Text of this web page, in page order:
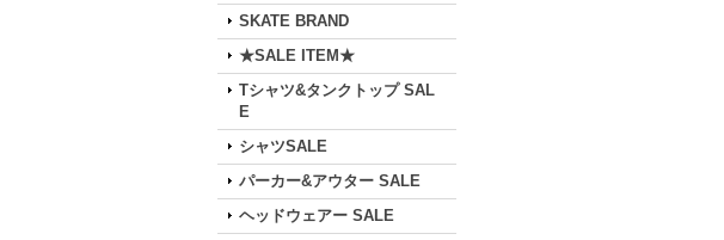
SKATE BRAND
★SALE ITEM★
Tシャツ&タンクトップ SAL
E
シャツSALE
パーカー&アウター SALE
ヘッドウェアー SALE